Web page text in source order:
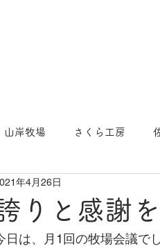
山岸牧場 さくら工房
りと感謝
年4月26日
日は、月1回の牧場会議でし